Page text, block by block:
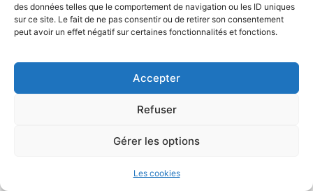
des données telles que le comportement de navigation ou les ID uniques
sur ce site. Le fait de ne pas consentir ou de retirer son consentement
peut avoir un effet négatif sur certaines fonctionnalités et fonctions.
Accepter
Refuser
Gérer les options
Les cookies
indispensable pour assurer l’entretien, la réparation et le bon
fonctionnement des équipements industriels ou
professionnels. Elle détaille les procédures à suivre, les
interventions à réaliser, les consignes de sécurité et la liste
planification des opérations, permet de respecter les normes
contribue ainsi à optimiser la disponibilité des machines, à